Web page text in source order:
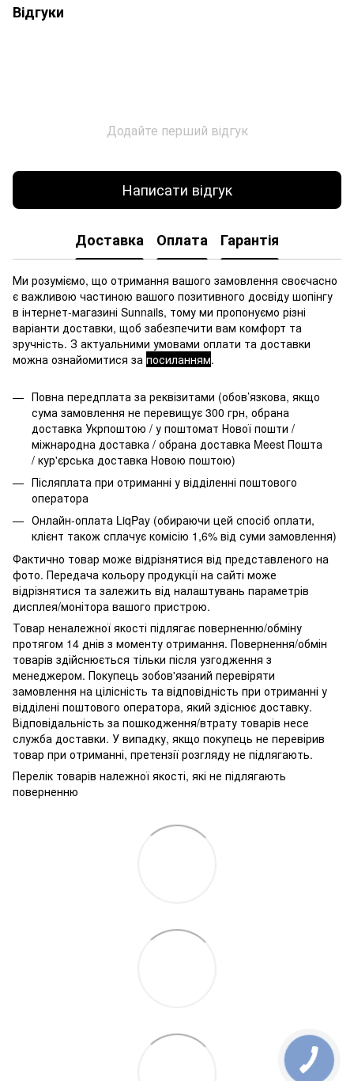
Відгуки
Додайте перший відгук
Написати відгук
Доставка Оплата Гарантія
Ми розуміємо, що отримання вашого замовлення своєчасно
є важливою частиною вашого позитивного досвіду шопінгу
в інтернет-магазині Sunnails, тому ми пропонуємо різні
варіанти доставки, щоб забезпечити вам комфорт та
зручність. З актуальними умовами оплати та доставки
можна ознайомитися за посиланням.
Повна передплата за реквізитами (обов’язкова, якщо
сума замовлення не перевищує 300 грн, обрана
доставка Укрпоштою / у поштомат Нової пошти /
міжнародна доставка / обрана доставка Meest Пошта
/ кур'єрська доставка Новою поштою)
Післяплата при отриманні у відділенні поштового
оператора
Онлайн-оплата LiqPay (обираючи цей спосіб оплати,
клієнт також сплачує комісію 1,6% від суми замовлення)
Фактично товар може відрізнятися від представленого на
фото. Передача кольору продукції на сайті може
відрізнятися та залежить від налаштувань параметрів
дисплея/монітора вашого пристрою.
Товар неналежної якості підлягає поверненню/обміну
протягом 14 днів з моменту отримання. Повернення/обмін
товарів здійснюється тільки після узгодження з
менеджером. Покупець зобов'язаний перевіряти
замовлення на цілісність та відповідність при отриманні у
відділені поштового оператора, який здіснює доставку.
Відповідальність за пошкодження/втрату товарів несе
служба доставки. У випадку, якщо покупець не перевірив
товар при отриманні, претензії розгляду не підлягають.
Перелік товарів належної якості, які не підлягають
поверненню